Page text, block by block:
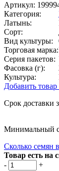
Артикул:
Категория:
Латынь:
Сорт:
Вид культуры:
Торговая марка:
Серия пакетов:
Фасовка (г):
Культура:
Добавить
Срок доставки
Минимальный
Сколько семян
Товар есть на
-
+